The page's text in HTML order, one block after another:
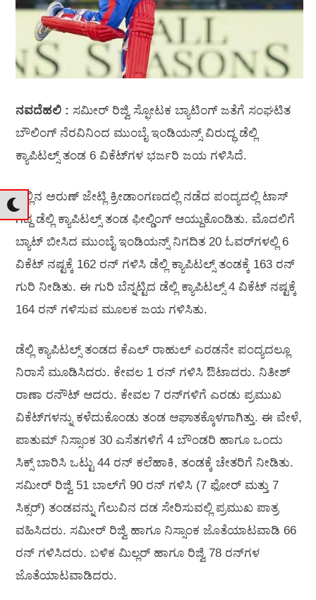
ನವದೆಹಲಿ : ಸಮೀರ್ ರಿಜ್ವಿ ಸ್ಫೋಟಕ ಬ್ಯಾಟಿಂಗ್ ಜತೆಗೆ ಸಂಘಟಿತ
ಬೌಲಿಂಗ್ ನೆರವಿನಿಂದ ಮುಂಬೈ ಇಂಡಿಯನ್ಸ್ ವಿರುದ್ಧ ಡೆಲ್ಲಿ
ಕ್ಯಾಪಿಟಲ್ಸ್ ತಂಡ 6 ವಿಕೆಟ್‌ಗಳ ಭರ್ಜರಿ ಜಯ ಗಳಿಸಿದೆ.
ಇಲ್ಲಿನ ಅರುಣ್ ಜೇಟ್ಲಿ ಕ್ರೀಡಾಂಗಣದಲ್ಲಿ ನಡೆದ ಪಂದ್ಯದಲ್ಲಿ ಟಾಸ್
ಗೆದ್ದ ಡೆಲ್ಲಿ ಕ್ಯಾಪಿಟಲ್ಸ್ ತಂಡ ಫೀಲ್ಡಿಂಗ್ ಆಯ್ದುಕೊಂಡಿತು. ಮೊದಲಿಗೆ
ಬ್ಯಾಟ್ ಬೀಸಿದ ಮುಂಬೈ ಇಂಡಿಯನ್ಸ್ ನಿಗದಿತ 20 ಓವರ್‌ಗಳಲ್ಲಿ 6
ವಿಕೆಟ್ ನಷ್ಟಕ್ಕೆ 162 ರನ್ ಗಳಿಸಿ ಡೆಲ್ಲಿ ಕ್ಯಾಪಿಟಲ್ಸ್ ತಂಡಕ್ಕೆ 163 ರನ್
ಗುರಿ ನೀಡಿತು. ಈ ಗುರಿ ಬೆನ್ನಟ್ಟಿದ ಡೆಲ್ಲಿ ಕ್ಯಾಪಿಟಲ್ಸ್ 4 ವಿಕೆಟ್ ನಷ್ಟಕ್ಕೆ
164 ರನ್ ಗಳಿಸುವ ಮೂಲಕ ಜಯ ಗಳಿಸಿತು.
ಡೆಲ್ಲಿ ಕ್ಯಾಪಿಟಲ್ಸ್ ತಂಡದ ಕೆಎಲ್ ರಾಹುಲ್ ಎರಡನೇ ಪಂದ್ಯದಲ್ಲೂ
ನಿರಾಸೆ ಮೂಡಿಸಿದರು. ಕೇವಲ 1 ರನ್ ಗಳಿಸಿ ಔಟಾದರು. ನಿತೀಶ್
ರಾಣಾ ರನೌಟ್ ಆದರು. ಕೇವಲ 7 ರನ್‌ಗಳಿಗೆ ಎರಡು ಪ್ರಮುಖ
ವಿಕೆಟ್‌ಗಳನ್ನು ಕಳೆದುಕೊಂಡು ತಂಡ ಆಘಾತಕ್ಕೊಳಗಾಗಿತ್ತು. ಈ ವೇಳೆ,
ಪಾತುಮ್ ನಿಸ್ಸಾಂಕ 30 ಎಸೆತಗಳಿಗೆ 4 ಬೌಂಡರಿ ಹಾಗೂ ಒಂದು
ಸಿಕ್ಸ್ ಬಾರಿಸಿ ಒಟ್ಟು 44 ರನ್ ಕಲೆಹಾಕಿ, ತಂಡಕ್ಕೆ ಚೇತರಿಗೆ ನೀಡಿತು.
ಸಮೀರ್ ರಿಜ್ವಿ 51 ಬಾಲ್‌ಗೆ 90 ರನ್ ಗಳಿಸಿ (7 ಫೋರ್ ಮತ್ತು 7
ಸಿಕ್ಸರ್) ತಂಡವನ್ನು ಗೆಲುವಿನ ದಡ ಸೇರಿಸುವಲ್ಲಿ ಪ್ರಮುಖ ಪಾತ್ರ
ವಹಿಸಿದರು. ಸಮೀರ್ ರಿಜ್ವಿ ಹಾಗೂ ನಿಸ್ಸಾಂಕ ಜೊತೆಯಾಟವಾಡಿ 66
ರನ್ ಗಳಿಸಿದರು. ಬಳಿಕ ಮಿಲ್ಲರ್ ಹಾಗೂ ರಿಜ್ವಿ 78 ರನ್‌ಗಳ
ಜೊತೆಯಾಟವಾಡಿದರು.